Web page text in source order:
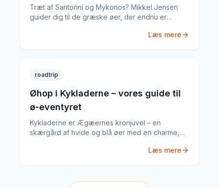
Træt af Santorini og Mykonos? Mikkel Jensen
guider dig til de græske øer, der endnu er
minder om, hvad Grækenland var for enLæs mere
roadtrip
Øhop i Kykladerne – vores guide til
ø-eventyret
Kykladerne er Ægæernes kronjuvel – en
skærgård af hvide og blå øer med en charme,
Jensen guider dig til den bedste øhop-rute.
Læs mere